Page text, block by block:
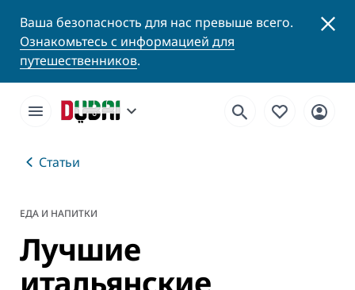
Ваша безопасность для нас превыше всего.
Ознакомьтесь с информацией для
путешественников.
Статьи
ЕДА И НАПИТКИ
Лучшие